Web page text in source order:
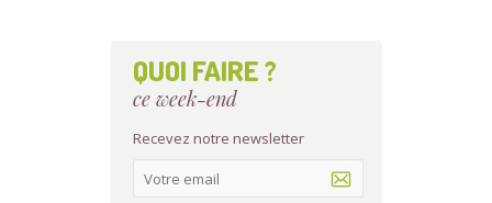
QUOI FAIRE ?
ce week-end
Recevez notre newsletter